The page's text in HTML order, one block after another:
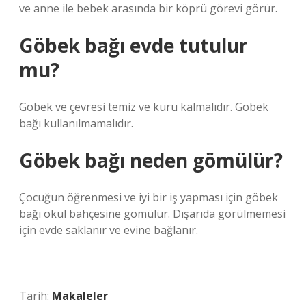
ve anne ile bebek arasında bir köprü görevi görür.
Göbek bağı evde tutulur
mu?
Göbek ve çevresi temiz ve kuru kalmalıdır. Göbek
bağı kullanılmamalıdır.
Göbek bağı neden gömülür?
Çocuğun öğrenmesi ve iyi bir iş yapması için göbek
bağı okul bahçesine gömülür. Dışarıda görülmemesi
için evde saklanır ve evine bağlanır.
Tarih: Makaleler